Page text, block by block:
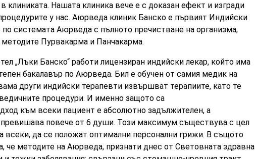
клиниката. Нашата клиника вече е с доказан ефект и изгради
у нас. Аюрведа клиник Банско е първият Индийски
по системата Аюрведа с пълното пречистване на организма,
Пурвакарма и Панчакарма.
„Лъки Банско“ работи лицензиран индийски лекар, който има
бакалавър по Аюрведа. Бил е обучен от самия медик на
други индийски терапевти извършват терапиите, като те
процедури. И именно защото са
към всеки пациент е абсолютно задължителен, а
повече от 6 души. Този максимум съществува с цел
всеки, да се положат оптимални персонални грижи. В същото
методите на Аюрведа, признати днес от Световната здравна